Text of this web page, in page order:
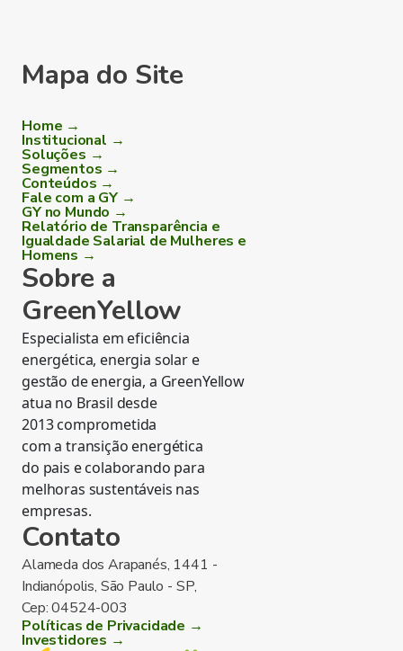
Mapa do Site
Home →
Institucional →
Soluções →
Segmentos →
Conteúdos →
Fale com a GY →
GY no Mundo →
Relatório de Transparência e
Igualdade Salarial de Mulheres e
Homens →
Sobre a
GreenYellow
Especialista em eficiência
energética, energia solar e
gestão de energia, a GreenYellow
atua no Brasil desde
2013 comprometida
com a transição energética
do pais e colaborando para
melhoras sustentáveis nas
empresas.
Contato
Alameda dos Arapanés, 1441 -
Indianópolis, São Paulo - SP,
Cep: 04524-003
Políticas de Privacidade →
Investidores →